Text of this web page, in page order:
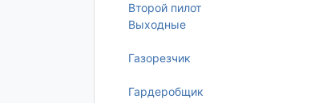
Второй пилот
Выходные
Газорезчик
Гардеробщик